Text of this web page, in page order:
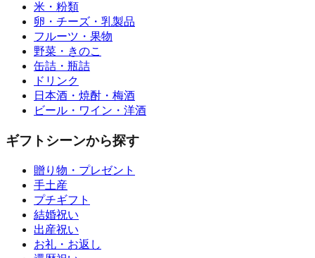
米・粉類
卵・チーズ・乳製品
フルーツ・果物
野菜・きのこ
缶詰・瓶詰
ドリンク
日本酒・焼酎・梅酒
ビール・ワイン・洋酒
ギフトシーンから探す
贈り物・プレゼント
手土産
プチギフト
結婚祝い
出産祝い
お礼・お返し